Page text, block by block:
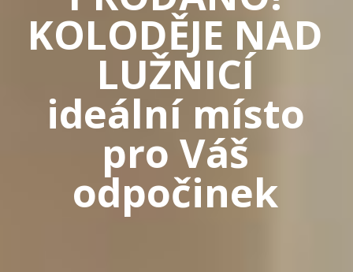
KOLODĚJE NAD
LUŽNICÍ
ideální místo
pro Váš
odpočinek